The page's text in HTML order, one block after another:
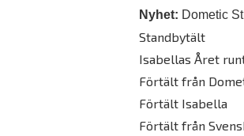
Nyhet: Dometic
Standbytält
Isabellas Året
Förtält från
Förtält Isabella
Förtält från